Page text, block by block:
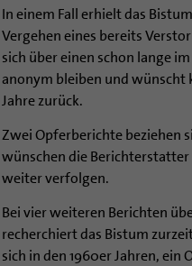
In einem Fall erhielt das
Vergehen eines bereits
sich über einen schon lange
anonym bleiben und
Jahre zurück.
Zwei Opferberichte beziehen
wünschen die
weiter verfolgen.
Bei vier weiteren Berichten
recherchiert das Bistum
sich in den 1960er Jahren,